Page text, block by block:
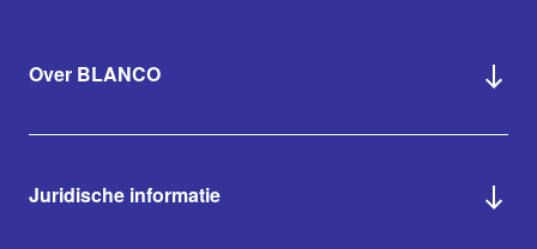
Over BLANCO
Juridische informatie